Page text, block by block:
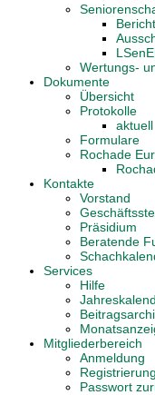
Wertungs-
Dokumente
Übersicht
Protokolle
aktuell
Formulare
Rochade
Kontakte
Vorstand
Präsidium
Beratende
Services
Hilfe
Mitgliederbereich
Anmeldung
Registrierung
Passwort